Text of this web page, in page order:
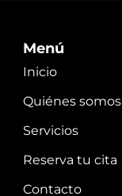
Menú
Inicio
Quiénes somos
Servicios
Reserva tu cita
Contacto